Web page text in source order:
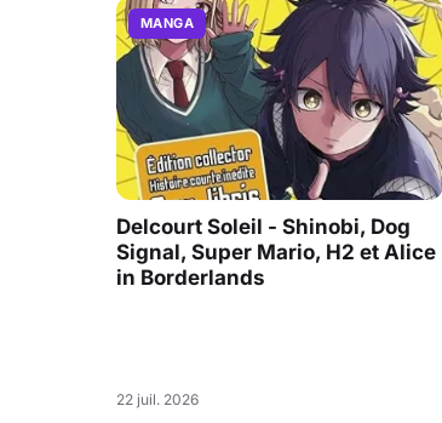
MANGA
Delcourt Soleil - Shinobi, Dog
Signal, Super Mario, H2 et Alice
in Borderlands
22 juil. 2026